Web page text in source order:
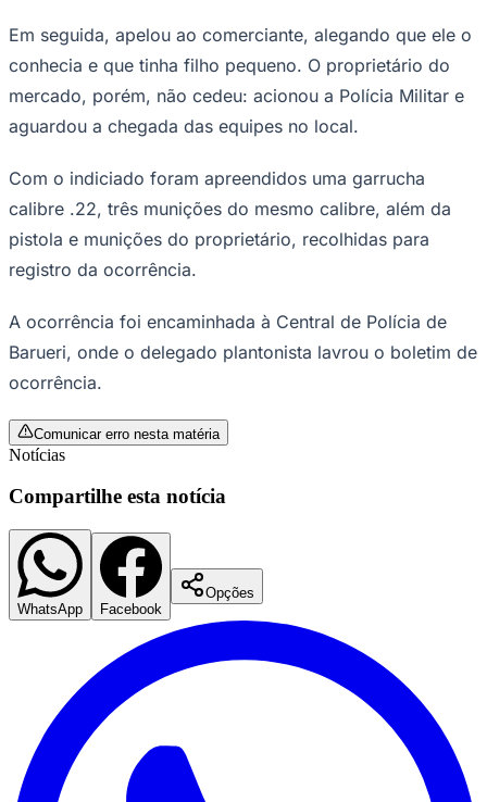
Corinthians
Em seguida, apelou ao comerciante, alegando que ele o
conhecia e que tinha filho pequeno. O proprietário do
mercado, porém, não cedeu: acionou a Polícia Militar e
aguardou a chegada das equipes no local.
Com o indiciado foram apreendidos uma garrucha
calibre .22, três munições do mesmo calibre, além da
pistola e munições do proprietário, recolhidas para
registro da ocorrência.
A ocorrência foi encaminhada à Central de Polícia de
Barueri, onde o delegado plantonista lavrou o boletim de
ocorrência.
Comunicar erro nesta matéria
Notícias
Compartilhe esta notícia
WhatsApp Facebook
Opções